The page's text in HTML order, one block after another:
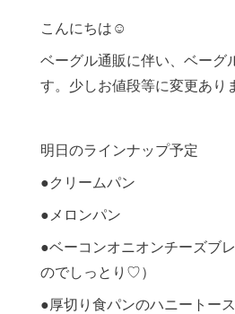
こんにちは☺︎
ベーグル通販に伴い、ベーグ
す。少しお値段等に変更あり
明日のラインナップ予定
●クリームパン
●メロンパン
●ベーコンオニオンチーズブ
のでしっとり♡）
●厚切り食パンのハニートース